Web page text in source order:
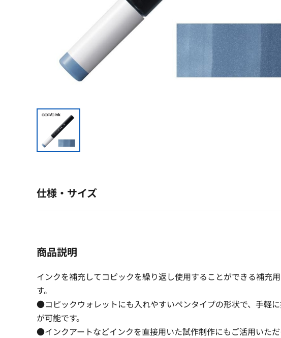
仕様・サイズ
商品説明
インクを補充してコピックを繰り返し使用することができる補充
す。
●コピックウォレットにも入れやすいペンタイプの形状で、手軽
が可能です。
●インクアートなどインクを直接用いた試作制作にもご活用いただ